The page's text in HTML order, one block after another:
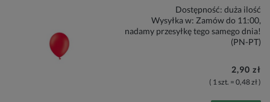
Dostępność: duża ilość
Wysyłka w: Zamów do 11:00,
nadamy przesyłkę tego samego dnia!
(PN-PT)
2,90 zł
( 1 szt. = 0,48 zł )